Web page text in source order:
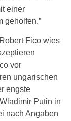
einer
geholfen.”
Fico wies
vor
ungarischen
engste
Putin in
nach Angaben